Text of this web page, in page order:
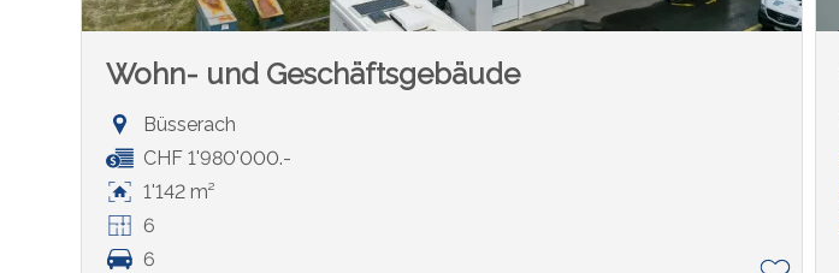
Wohn- und Geschäftsgebäude
Büsserach
CHF 1'980'000.-
1'142 m²
6
6